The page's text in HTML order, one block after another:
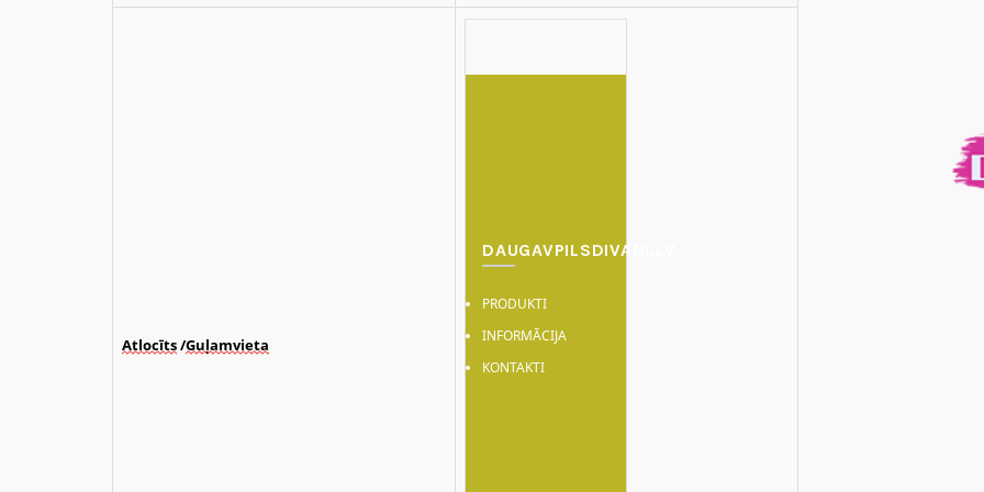
Atlocīts/Guļamvieta
DAUGAVPILSDIVANI.LV
PRODUKTI
INFORMĀCIJA
KONTAKTI